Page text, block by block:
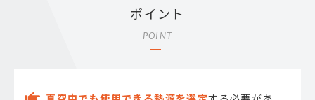
ポイント
POINT